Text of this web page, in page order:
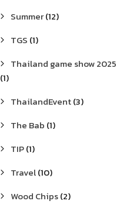
Summer(12)
TGS (1)
Thailand game show 2025
(1)
ThailandEvent(3)
The Bab (1)
TIP(1)
Travel(10)
Wood Chips(2)